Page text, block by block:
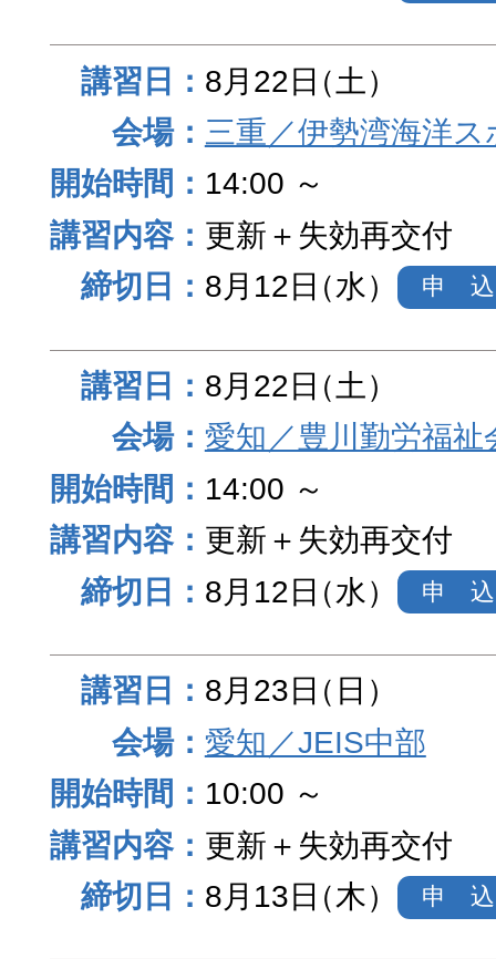
8月22日（土）
三重／伊勢湾海洋
14:00 ～
更新＋失効再交付
8月12日（水） 申 込
8月22日（土）
愛知／豊川勤労福祉
14:00 ～
更新＋失効再交付
8月12日（水） 申 込
8月23日（日）
愛知／JEIS中部
10:00 ～
更新＋失効再交付
8月13日（木） 申 込